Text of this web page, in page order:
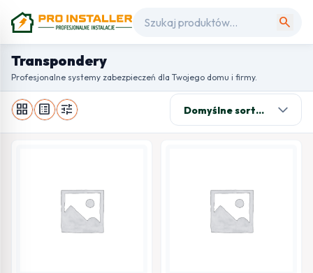
search
Transpondery
Profesjonalne systemy zabezpieczeń dla Twojego domu i firmy.
grid_view list_alt tune